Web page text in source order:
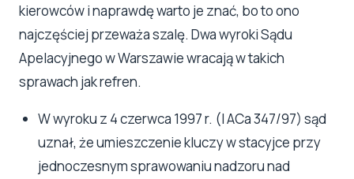
kierowców i naprawdę warto je znać, bo to ono
najczęściej przeważa szalę. Dwa wyroki Sądu
Apelacyjnego w Warszawie wracają w takich
sprawach jak refren.
W wyroku z 4 czerwca 1997 r. (I ACa 347/97) sąd
uznał, że umieszczenie kluczy w stacyjce przy
jednoczesnym sprawowaniu nadzoru nad